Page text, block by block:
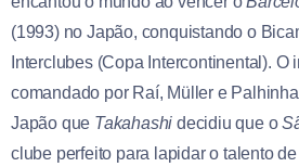
(1993) no Japão, conquistando o
Interclubes (Copa Intercontinental). O
comandado por Raí, Müller e
Japão que Takahashi decidiu que o
clube perfeito para lapidar o talento